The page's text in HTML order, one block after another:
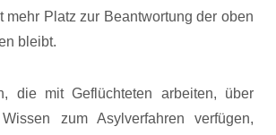
mehr Platz zur Beantwortung der oben
bleibt.
die mit Geflüchteten arbeiten, über
zum Asylverfahren verfügen,